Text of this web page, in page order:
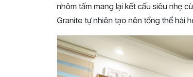
nhôm tấm mang lại kết cấu siêu nhẹ
Granite tự nhiên tạo nên tổng thể hài